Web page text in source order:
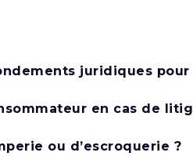
juridiques pour
en cas de
ou d’escroquerie ?